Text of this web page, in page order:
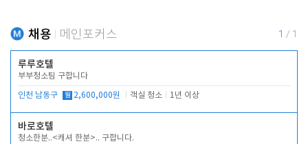
채용 메인포커스 1 / 1
루루호텔
부부청소팀 구합니다
인천 남동구 월 2,600,000원 객실 청소 1년 이상
바로호텔
청소한분..<캐셔 한분>.. 구합니다.